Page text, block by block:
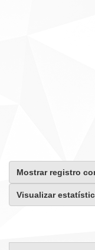
Mostrar registro
Visualizar